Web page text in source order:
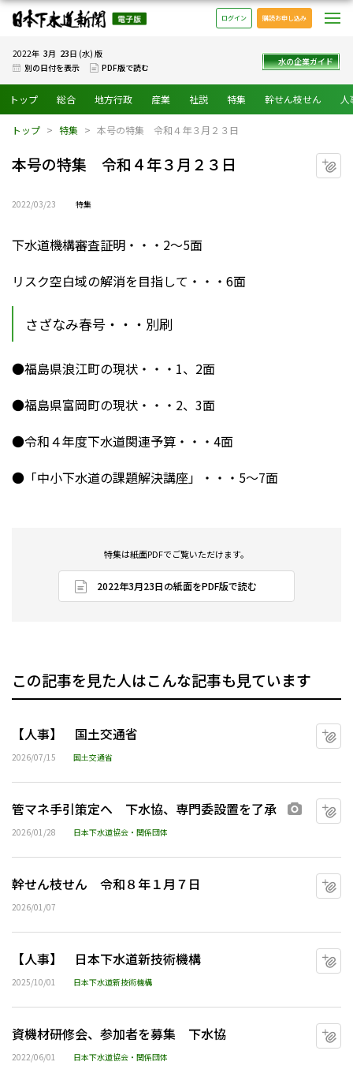
日本下水道新聞 電子版
ログイン 購読お申し込み
2022年 3月 23日 (水) 版
別の日付を表示
PDF版で読む
水の企業ガイド
トップ 総合 地方行政 産業 社説 特集 幹せん枝せん
トップ 特集 本号の特集 令和４年３月２３日
本号の特集 令和４年３月２３日
2022/03/23 特集
下水道機構審査証明・・・2～5面
リスク空白域の解消を目指して・・・6面
さざなみ春号・・・別刷
●福島県浪江町の現状・・・1、2面
●福島県富岡町の現状・・・2、3面
●令和４年度下水道関連予算・・・4面
●「中小下水道の課題解決講座」・・・5～7面
特集は紙面PDFでご覧いただけます。
2022年3月23日の紙面をPDF版で読む
この記事を見た人はこんな記事も見ています
【人事】 国土交通省
2026/07/15 国土交通省
管マネ手引策定へ 下水協、専門委設置を了承 画像あり
2026/01/28 日本下水道協会・関係団体
幹せん枝せん 令和８年１月７日
2026/01/07
【人事】 日本下水道新技術機構
2025/10/01 日本下水道新技術機構
資機材研修会、参加者を募集 下水協
2022/06/01 日本下水道協会・関係団体